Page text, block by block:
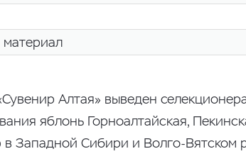
Алтая» выведен
яблонь Горноалтайская,
Западной Сибири и Волго-Вятском